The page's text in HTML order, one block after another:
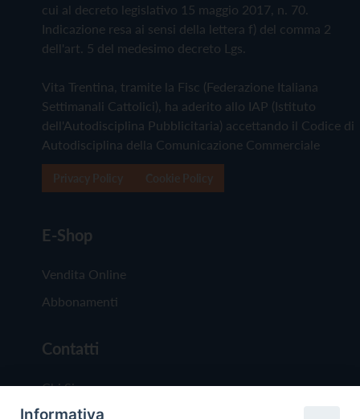
cui al decreto legislativo 15 maggio 2017, n. 70.
Indicazione resa ai sensi della lettera f) del comma 2
dell'art. 5 del medesimo decreto Lgs.
Vita Trentina, tramite la Fisc (Federazione Italiana
Settimanali Cattolici), ha aderito allo IAP (Istituto
dell'Autodisciplina Pubblicitaria) accettando il Codice di
Autodisciplina della Comunicazione Commerciale
E-Shop
Vendita Online
Abbonamenti
Contatti
Chi Siamo
Redazione
Informativa